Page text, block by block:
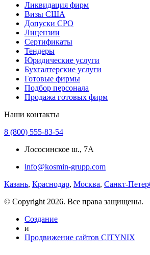
Ликвидация фирм
Визы США
Допуски СРО
Лицензии
Сертификаты
Тендеры
Юридические услуги
Бухгалтерские услуги
Готовые фирмы
Подбор персонала
Продажа готовых фирм
Наши контакты
8 (800) 555-83-54
Лососинское ш., 7А
info@kosmin-grupp.com
Казань, Краснодар, Москва, Санкт-
© Copyright 2026. Все права защищены.
Создание
и
Продвижение сайтов CITYNIX